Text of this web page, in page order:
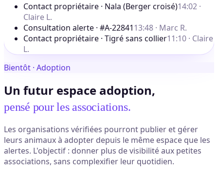
Contact propriétaire · Nala (Berger croisé)14:02 ·
Claire L.
Consultation alerte · #A-2284113:48 · Marc R.
Contact propriétaire · Tigré sans collier11:10 · Claire
L.
Bientôt · Adoption
Un futur espace adoption,
pensé pour les associations.
Les organisations vérifiées pourront publier et gérer
leurs animaux à adopter depuis le même espace que les
alertes. L'objectif : donner plus de visibilité aux petites
associations, sans complexifier leur quotidien.